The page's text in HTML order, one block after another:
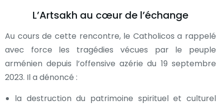
L’Artsakh au cœur de l’échange
Au cours de cette rencontre, le Catholicos a rappelé
avec force les tragédies vécues par le peuple
arménien depuis l’offensive azérie du 19 septembre
2023. Il a dénoncé :
la destruction du patrimoine spirituel et culturel